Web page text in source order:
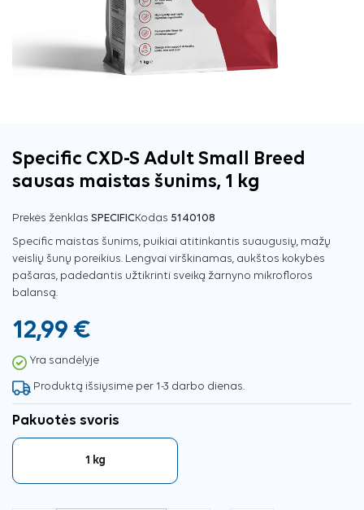
Specific CXD-S Adult Small Breed
sausas maistas šunims, 1 kg
Prekės ženklas SPECIFICKodas 5140108
Specific maistas šunims, puikiai atitinkantis suaugusių, mažų
veislių šunų poreikius. Lengvai virškinamas, aukštos kokybės
pašaras, padedantis užtikrinti sveiką žarnyno mikrofloros
balansą.
12,99 €
Yra sandėlyje
Produktą išsiųsime per 1-3 darbo dienas.
Pakuotės svoris
1 kg